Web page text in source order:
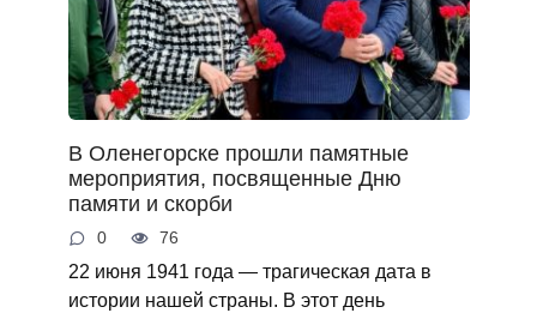
В Оленегорске прошли памятные
мероприятия, посвященные Дню
памяти и скорби
0 76
22 июня 1941 года — трагическая дата в
истории нашей страны. В этот день